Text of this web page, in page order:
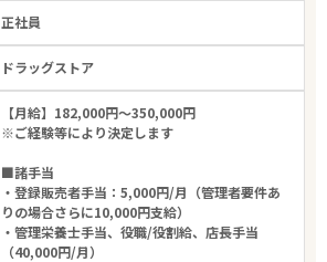
正社員
ドラッグストア
【月給】182,000円～350,000円
※ご経験等により決定します
■諸手当
・登録販売者手当：5,000円/月（管理者要件あ
りの場合さらに10,000円支給）
・管理栄養士手当、役職/役割給、店長手当
（40,000円/月）